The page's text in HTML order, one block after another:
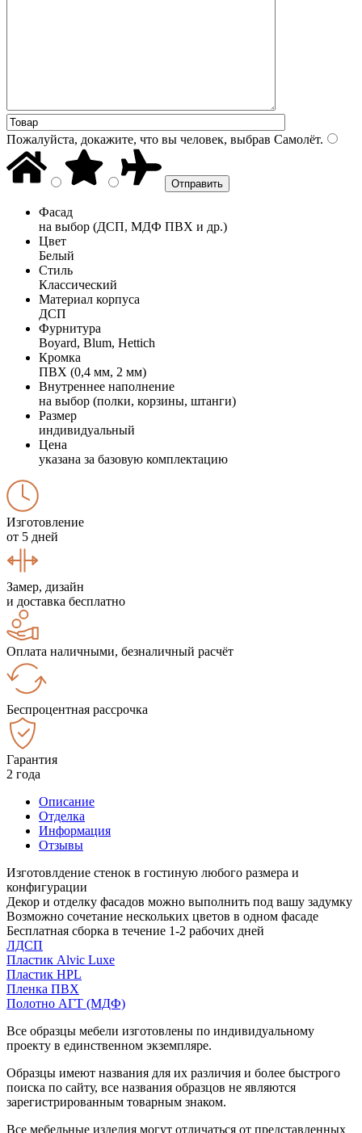
Пожалуйста, докажите, что вы человек, выбрав Самолёт.
Фасад
на выбор (ДСП, МДФ ПВХ и др.)
Цвет
Белый
Стиль
Классический
Материал корпуса
ДСП
Фурнитура
Boyard, Blum, Hettich
Кромка
ПВХ (0,4 мм, 2 мм)
Внутреннее наполнение
на выбор (полки, корзины, штанги)
Размер
индивидуальный
Цена
указана за базовую комплектацию
Изготовление
от 5 дней
Замер, дизайн
и доставка бесплатно
Оплата наличными, безналичный расчёт
Беспроцентная рассрочка
Гарантия
2 года
Описание
Отделка
Информация
Отзывы
Изготовлдение стенок в гостиную любого размера и
конфигурации
Декор и отделку фасадов можно выполнить под вашу задумку
Возможно сочетание нескольких цветов в одном фасаде
Бесплатная сборка в течение 1-2 рабочих дней
ЛДСП
Пластик Alvic Luxe
Пластик HPL
Пленка ПВХ
Полотно АГТ (МДФ)
Все образцы мебели изготовлены по индивидуальному
проекту в единственном экземпляре.
Образцы имеют названия для их различия и более быстрого
поиска по сайту, все названия образцов не являются
зарегистрированным товарным знаком.
Все мебельные изделия могут отличаться от представленных